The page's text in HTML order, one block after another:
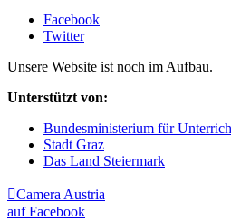
Facebook
Twitter
Unsere Website ist noch im Aufbau.
Unterstützt von:
Bundesministerium für
Stadt Graz
Das Land Steiermark
Camera Austria
auf Facebook